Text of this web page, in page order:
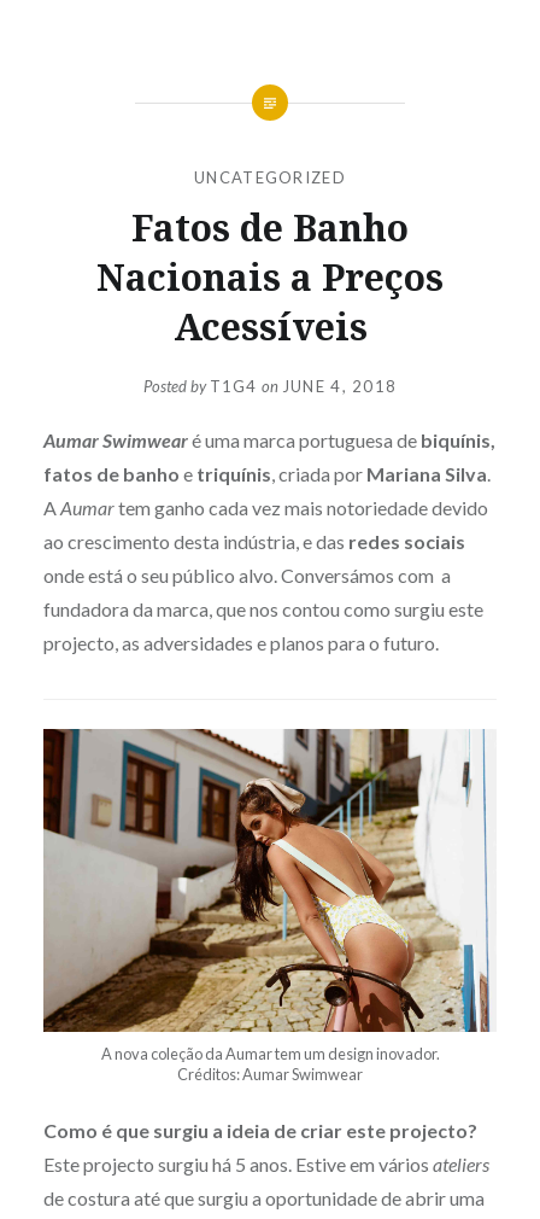
UNCATEGORIZED
Fatos de Banho
Nacionais a Preços
Acessíveis
Posted byT1G4 on JUNE 4, 2018
Aumar Swimwearé uma marca portuguesa de biquínis,
fatos de banho e triquínis, criada por Mariana Silva.
AAumartem ganho cada vez mais notoriedade devido
ao crescimento desta indústria, e das redes sociais
onde está o seu público alvo. Conversámos com a
fundadora da marca, que nos contou como surgiu este
projecto, as adversidades e planos para o futuro.
A nova coleção da Aumar tem um design inovador.
Créditos: Aumar Swimwear
Como é que surgiu a ideia de criar este projecto?
Este projecto surgiu há 5 anos. Estive em vários ateliers
de costura até que surgiu a oportunidade de abrir uma